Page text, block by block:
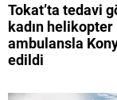
Tokat’ta tedavi
kadın helikopter
ambulansla
edildi